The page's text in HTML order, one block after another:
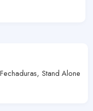
Fechaduras, Stand Alone